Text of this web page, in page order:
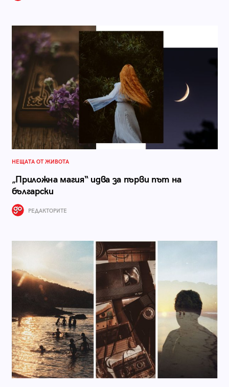
НЕЩАТА ОТ ЖИВОТА
„Приложна магия“ идва за първи път на
български
РЕДАКТОРИТЕ